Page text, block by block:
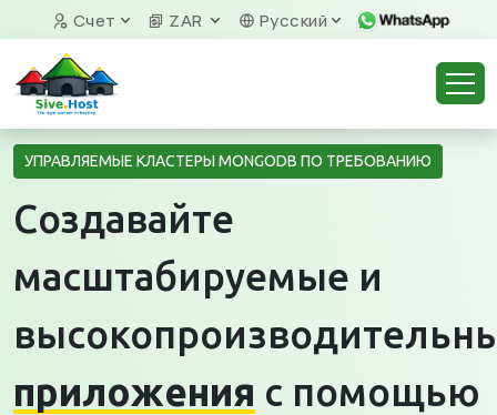
Счет ZAR Русский
УПРАВЛЯЕМЫЕ КЛАСТЕРЫ MONGODB ПО ТРЕБОВАНИЮ
Создавайте
масштабируемые и
приложения с помощью